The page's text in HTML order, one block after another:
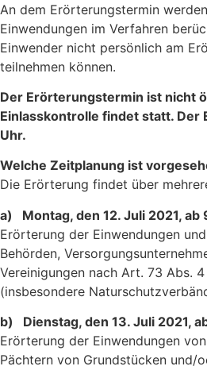
An dem Erörterungstermin
Einwendungen im Verfahren
Einwender nicht persönlich am
teilnehmen können.
Der Erörterungstermin ist nicht
Einlasskontrolle findet statt. Der
Uhr.
Welche Zeitplanung ist
Die Erörterung findet über
a) Montag, den 12. Juli 2021, ab
Erörterung der Einwendungen
Behörden,
Vereinigungen nach Art. 73 Abs.
(insbesondere
b) Dienstag, den 13. Juli 2021,
Erörterung der Einwendungen
Pächtern von Grundstücken und/